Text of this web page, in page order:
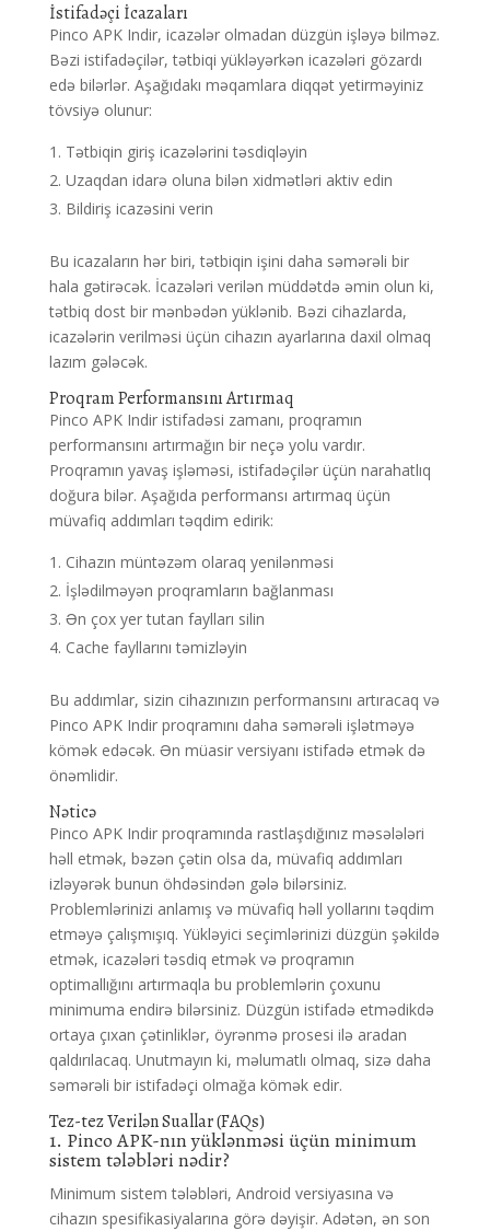
İstifadəçi İcazaları
Pinco APK Indir, icazələr olmadan düzgün işləyə bilməz.
Bəzi istifadəçilər, tətbiqi yükləyərkən icazələri gözardı
edə bilərlər. Aşağıdakı məqamlara diqqət yetirməyiniz
tövsiyə olunur:
Tətbiqin giriş icazələrini təsdiqləyin
Uzaqdan idarə oluna bilən xidmətləri aktiv edin
Bildiriş icazəsini verin
Bu icazaların hər biri, tətbiqin işini daha səmərəli bir
hala gətirəcək. İcazələri verilən müddətdə əmin olun ki,
tətbiq dost bir mənbədən yüklənib. Bəzi cihazlarda,
icazələrin verilməsi üçün cihazın ayarlarına daxil olmaq
lazım gələcək.
Proqram Performansını Artırmaq
Pinco APK Indir istifadəsi zamanı, proqramın
performansını artırmağın bir neçə yolu vardır.
Proqramın yavaş işləməsi, istifadəçilər üçün narahatlıq
doğura bilər. Aşağıda performansı artırmaq üçün
müvafiq addımları təqdim edirik:
Cihazın müntəzəm olaraq yenilənməsi
İşlədilməyən proqramların bağlanması
Ən çox yer tutan faylları silin
Cache fayllarını təmizləyin
Bu addımlar, sizin cihazınızın performansını artıracaq və
Pinco APK Indir proqramını daha səmərəli işlətməyə
kömək edəcək. Ən müasir versiyanı istifadə etmək də
önəmlidir.
Nəticə
Pinco APK Indir proqramında rastlaşdığınız məsələləri
həll etmək, bəzən çətin olsa da, müvafiq addımları
izləyərək bunun öhdəsindən gələ bilərsiniz.
Problemlərinizi anlamış və müvafiq həll yollarını təqdim
etməyə çalışmışıq. Yükləyici seçimlərinizi düzgün şəkildə
etmək, icazələri təsdiq etmək və proqramın
optimallığını artırmaqla bu problemlərin çoxunu
minimuma endirə bilərsiniz. Düzgün istifadə etmədikdə
ortaya çıxan çətinliklər, öyrənmə prosesi ilə aradan
qaldırılacaq. Unutmayın ki, məlumatlı olmaq, sizə daha
səmərəli bir istifadəçi olmağa kömək edir.
Tez-tez Verilən Suallar (FAQs)
1. Pinco APK-nın yüklənməsi üçün minimum
sistem tələbləri nədir?
Minimum sistem tələbləri, Android versiyasına və
cihazın spesifikasiyalarına görə dəyişir. Adətən, ən son